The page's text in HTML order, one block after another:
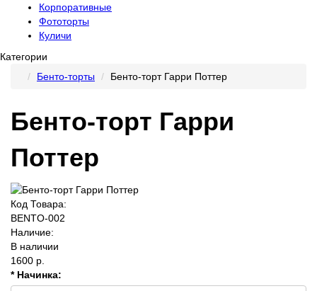
Корпоративные
Фототорты
Куличи
Категории
Бенто-торты
Бенто-торт Гарри Поттер
Бенто-торт Гарри
Поттер
Код Товара:
BENTO-002
Наличие:
В наличии
1600 р.
* Начинка: